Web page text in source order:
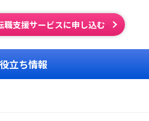
職支援サービスに申し込む
立ち情報